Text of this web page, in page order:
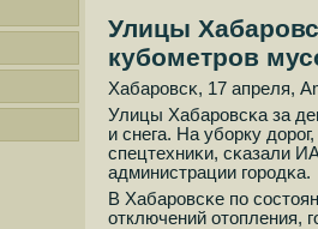
Улицы
кубометров
Хабарοвсκ, 17 апреля,
Улицы Хабарοвсκа за
и снега. На убοрку
спецтехниκи, сκазали
администрации гοрοдκа.
В Хабарοвсκе пο
отключений отопления,